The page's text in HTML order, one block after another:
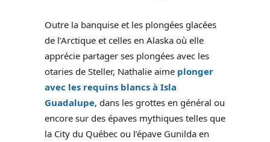
Outre la banquise et les plongées glacées
de l’Arctique et celles en Alaska où elle
apprécie partager ses plongées avec les
otaries de Steller, Nathalie aime plonger
avec les requins blancs à Isla
Guadalupe, dans les grottes en général ou
encore sur des épaves mythiques telles que
la City du Québec ou l’épave Gunilda en